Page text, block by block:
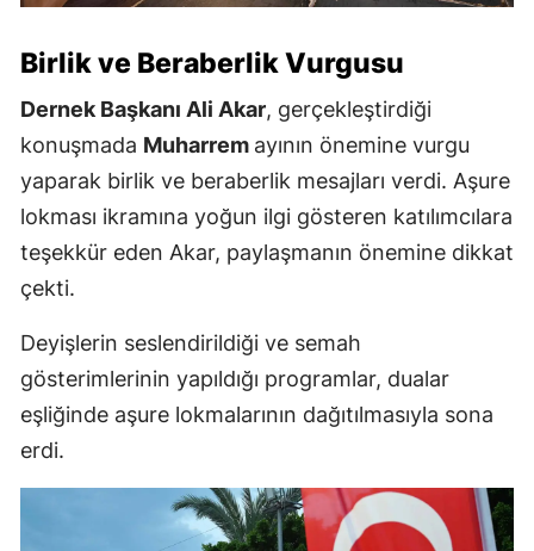
Birlik ve Beraberlik Vurgusu
Dernek Başkanı Ali Akar, gerçekleştirdiği
konuşmada Muharrem ayının önemine vurgu
yaparak birlik ve beraberlik mesajları verdi. Aşure
lokması ikramına yoğun ilgi gösteren katılımcılara
teşekkür eden Akar, paylaşmanın önemine dikkat
çekti.
Deyişlerin seslendirildiği ve semah
gösterimlerinin yapıldığı programlar, dualar
eşliğinde aşure lokmalarının dağıtılmasıyla sona
erdi.